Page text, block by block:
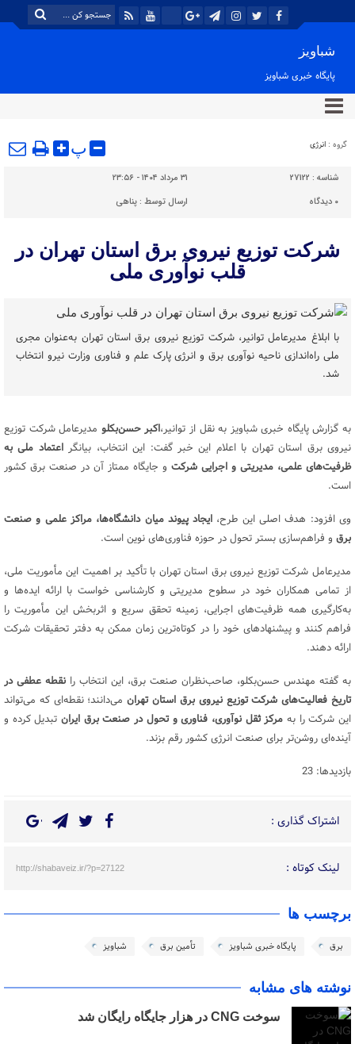
شباویز
پایگاه خبری شباویز
گروه : انرژی پ
شناسه : 27122
۳۱ مرداد ۱۴۰۴ - ۲۳:۵۶
۰ دیدگاه ارسال توسط :پناهی
شرکت توزیع نیروی برق استان تهران در
قلب نوآوری ملی
با ابلاغ مدیرعامل توانیر، شرکت توزیع نیروی برق استان تهران به‌عنوان مجری
ملی راه‌اندازی ناحیه نوآوری برق و انرژی پارک علم و فناوری وزارت نیرو انتخاب
شد.
به گزارش پایگاه خبری شباویز به نقل از توانیر،اکبر حسن‌بکلو مدیرعامل شرکت توزیع
نیروی برق استان تهران با اعلام این خبر گفت: این انتخاب، بیانگراعتماد ملی به
ظرفیت‌های علمی، مدیریتی و اجرایی شرکت و جایگاه ممتاز آن در صنعت برق کشور
است.
وی افزود: هدف اصلی این طرح، ایجاد پیوند میان دانشگاه‌ها، مراکز علمی و صنعت
برق و فراهم‌سازی بستر تحول در حوزه فناوری‌های نوین است.
مدیرعامل شرکت توزیع نیروی برق استان تهران با تأکید بر اهمیت این مأموریت ملی،
از تمامی همکاران خود در سطوح مدیریتی و کارشناسی خواست با ارائه ایده‌ها و
به‌کارگیری همه ظرفیت‌های اجرایی، زمینه تحقق سریع و اثربخش این مأموریت را
فراهم کنند و پیشنهادهای خود را در کوتاه‌ترین زمان ممکن به دفتر تحقیقات شرکت
ارائه دهند.
به گفته مهندس حسن‌بکلو، صاحب‌نظران صنعت برق، این انتخاب را نقطه عطفی در
تاریخ فعالیت‌های شرکت توزیع نیروی برق استان تهرانمی‌دانند؛ نقطه‌ای که می‌تواند
این شرکت را به مرکز ثقل نوآوری، فناوری و تحول در صنعت برق ایرانتبدیل کرده و
آینده‌ای روشن‌تر برای صنعت انرژی کشور رقم بزند.
بازدیدها: 23
اشتراک گذاری :
لینک کوتاه : http://shabaveiz.ir/?p=27122
برچسب ها
برق پایگاه خبری شباویز تأمین برق شباویز
نوشته های مشابه
سوخت CNG در هزار جایگاه رایگان شد